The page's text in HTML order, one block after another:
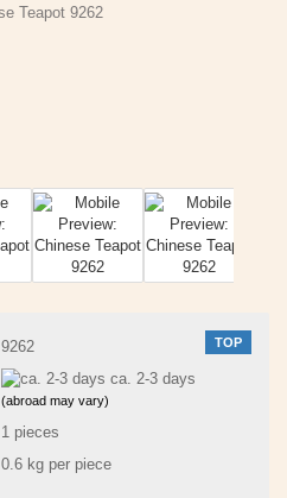
TOP
9262
ca. 2-3 days
(abroad may vary)
1 pieces
0.6kg per piece